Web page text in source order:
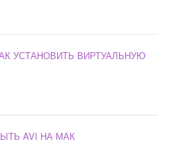
УСТАНОВИТЬ ВИРТУАЛЬНУЮ
AVI НА МАК